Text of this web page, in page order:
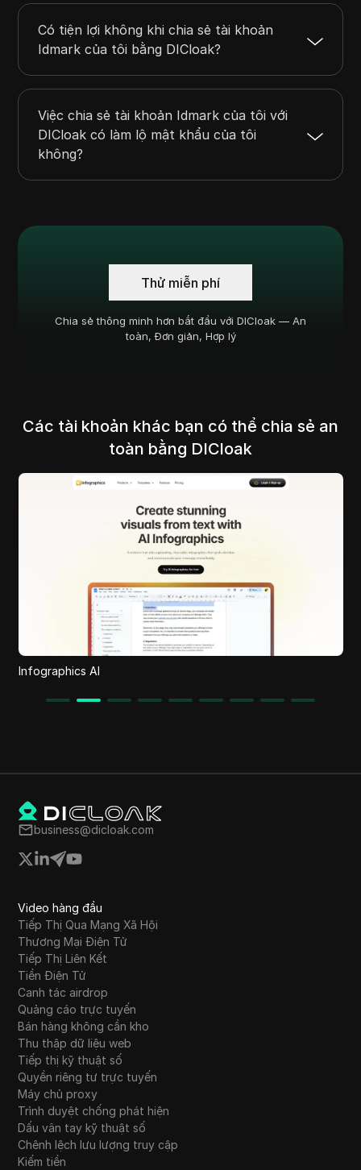
Có tiện lợi không khi chia sẻ tài khoản
Idmark của tôi bằng DICloak?
Việc chia sẻ tài khoản Idmark của tôi với
DICloak có làm lộ mật khẩu của tôi
không?
Thử miễn phí
Chia sẻ thông minh hơn bắt đầu với DICloak — An
toàn, Đơn giản, Hợp lý
Các tài khoản khác bạn có thể chia sẻ an
toàn bằng DICloak
business@dicloak.com
Video hàng đầu
Tiếp Thị Qua Mạng Xã Hội
Thương Mại Điện Tử
Tiếp Thị Liên Kết
Tiền Điện Tử
Canh tác airdrop
Quảng cáo trực tuyến
Bán hàng không cần kho
Thu thập dữ liệu web
Tiếp thị kỹ thuật số
Quyền riêng tư trực tuyến
Máy chủ proxy
Trình duyệt chống phát hiện
Dấu vân tay kỹ thuật số
Chênh lệch lưu lượng truy cập
Kiếm tiền